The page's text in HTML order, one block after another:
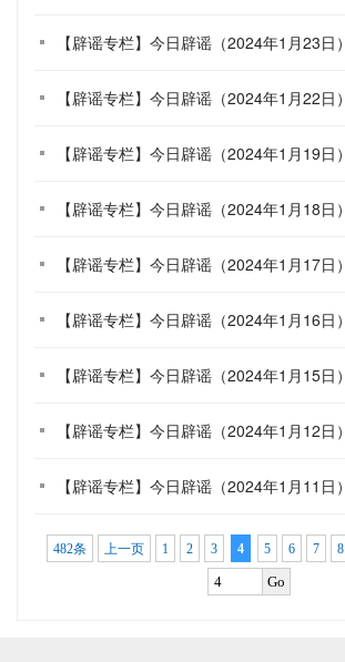
【辟谣专栏】今日辟谣（2024年1月23日）
【辟谣专栏】今日辟谣（2024年1月22日）
【辟谣专栏】今日辟谣（2024年1月19日）
【辟谣专栏】今日辟谣（2024年1月18日）
【辟谣专栏】今日辟谣（2024年1月17日）
【辟谣专栏】今日辟谣（2024年1月16日）
【辟谣专栏】今日辟谣（2024年1月15日）
【辟谣专栏】今日辟谣（2024年1月12日）
【辟谣专栏】今日辟谣（2024年1月11日）
482条 上一页 1 2 3 4 5 6 7 8
Go